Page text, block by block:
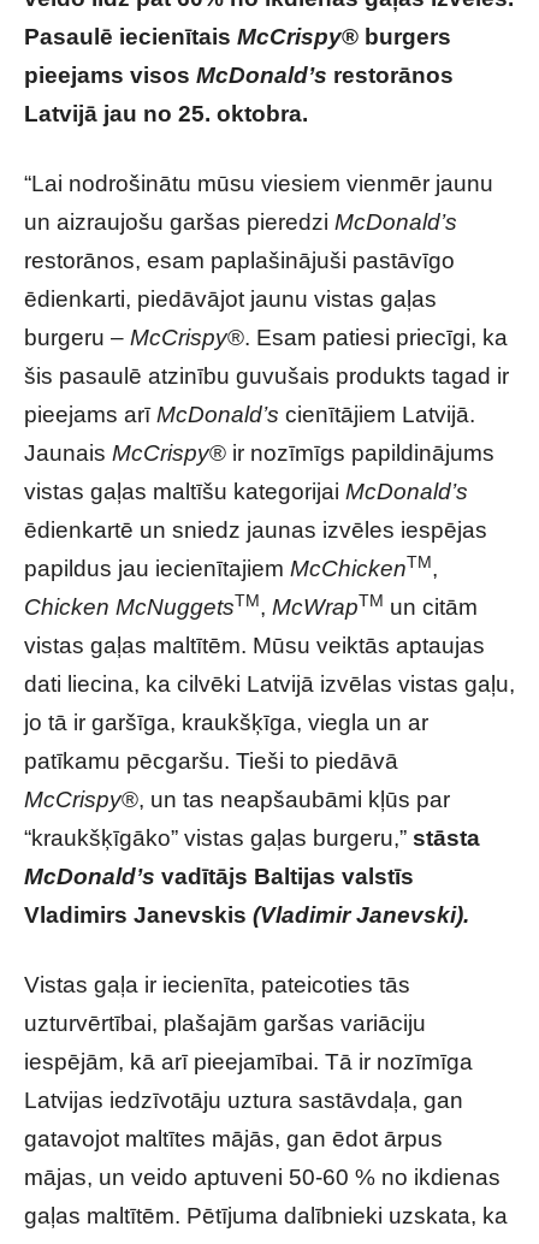
Pasaulē iecienītais McCrispy® burgers
pieejams visos McDonald’s restorānos
Latvijā jau no 25. oktobra.
“Lai nodrošinātu mūsu viesiem vienmēr jaunu
un aizraujošu garšas pieredzi McDonald’s
restorānos, esam paplašinājuši pastāvīgo
ēdienkarti, piedāvājot jaunu vistas gaļas
burgeru – McCrispy®. Esam patiesi priecīgi, ka
šis pasaulē atzinību guvušais produkts tagad ir
pieejams arīMcDonald’s cienītājiem Latvijā.
Jaunais McCrispy® ir nozīmīgs papildinājums
vistas gaļas maltīšu kategorijai McDonald’s
ēdienkartē un sniedz jaunas izvēles iespējas
papildus jau iecienītajiem McChickenTM,
Chicken McNuggetsTM, McWrapTM un citām
vistas gaļas maltītēm. Mūsu veiktās aptaujas
dati liecina, ka cilvēki Latvijā izvēlas vistas gaļu,
jo tā ir garšīga, kraukšķīga, viegla un ar
patīkamu pēcgaršu. Tieši to piedāvā
McCrispy®, un tas neapšaubāmi kļūs par
“kraukšķīgāko” vistas gaļas burgeru,” stāsta
McDonald’s vadītājs Baltijas valstīs
Vladimirs Janevskis (Vladimir Janevski).
Vistas gaļa ir iecienīta, pateicoties tās
uzturvērtībai, plašajām garšas variāciju
iespējām, kā arī pieejamībai. Tā ir nozīmīga
Latvijas iedzīvotāju uztura sastāvdaļa, gan
gatavojot maltītes mājās, gan ēdot ārpus
mājas, un veido aptuveni 50-60 % no ikdienas
gaļas maltītēm. Pētījuma dalībnieki uzskata, ka